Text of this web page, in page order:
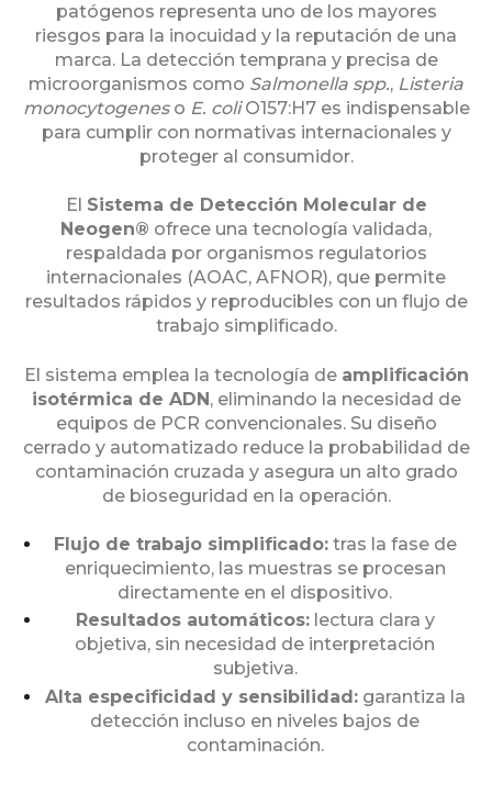
patógenos representa uno de los mayores
riesgos para la inocuidad y la reputación de una
marca. La detección temprana y precisa de
microorganismos como Salmonella spp., Listeria
monocytogeneso E. coliO157:H7 es indispensable
para cumplir con normativas internacionales y
proteger al consumidor.
El Sistema de Detección Molecular de
Neogen® ofrece una tecnología validada,
respaldada por organismos regulatorios
internacionales (AOAC, AFNOR), que permite
resultados rápidos y reproducibles con un flujo de
trabajo simplificado.
El sistema emplea la tecnología de amplificación
isotérmica de ADN, eliminando la necesidad de
equipos de PCR convencionales. Su diseño
cerrado y automatizado reduce la probabilidad de
contaminación cruzada y asegura un alto grado
de bioseguridad en la operación.
Flujo de trabajo simplificado:tras la fase de
enriquecimiento, las muestras se procesan
directamente en el dispositivo.
Resultados automáticos:lectura clara y
objetiva, sin necesidad de interpretación
subjetiva.
Alta especificidad y sensibilidad:garantiza la
detección incluso en niveles bajos de
contaminación.